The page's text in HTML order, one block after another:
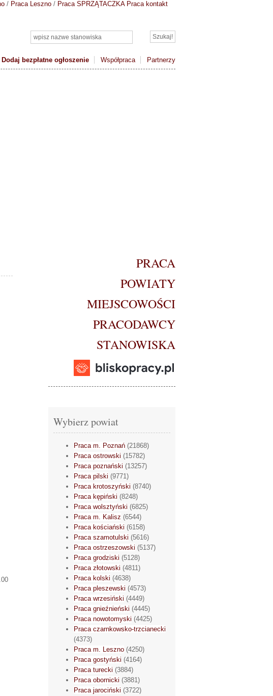
Dodaj bezpłatne ogłoszenie Współpraca Partnerzy
/ Praca Leszno / Praca SPRZĄTACZKA Praca kontakt
PRACA
POWIATY
MIEJSCOWOŚCI
PRACODAWCY
STANOWISKA
Wybierz powiat
Praca m. Poznań (21868)
Praca ostrowski (15782)
Praca poznański (13257)
Praca pilski (9771)
Praca krotoszyński (8740)
Praca kępiński (8248)
Praca wolsztyński (6825)
Praca m. Kalisz (6544)
Praca kościański (6158)
Praca szamotulski (5616)
Praca ostrzeszowski (5137)
Praca grodziski (5128)
Praca złotowski (4811)
Praca kolski (4638)
Praca pleszewski (4573)
Praca wrzesiński (4449)
Praca gnieźnieński (4445)
Praca nowotomyski (4425)
Praca czarnkowsko-trzcianecki
(4373)
Praca m. Leszno (4250)
Praca gostyński (4164)
Praca turecki (3884)
Praca obornicki (3881)
Praca jarociński (3722)